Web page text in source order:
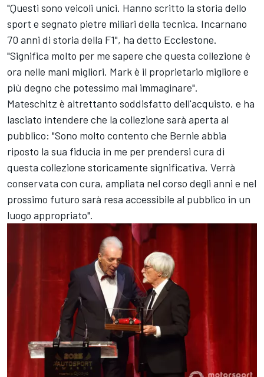
"Questi sono veicoli unici. Hanno scritto la storia dello
sport e segnato pietre miliari della tecnica. Incarnano
70 anni di storia della F1", ha detto Ecclestone.
"Significa molto per me sapere che questa collezione è
ora nelle mani migliori. Mark è il proprietario migliore e
più degno che potessimo mai immaginare".
Mateschitz è altrettanto soddisfatto dell'acquisto, e ha
lasciato intendere che la collezione sarà aperta al
pubblico: "Sono molto contento che Bernie abbia
riposto la sua fiducia in me per prendersi cura di
questa collezione storicamente significativa. Verrà
conservata con cura, ampliata nel corso degli anni e nel
prossimo futuro sarà resa accessibile al pubblico in un
luogo appropriato".